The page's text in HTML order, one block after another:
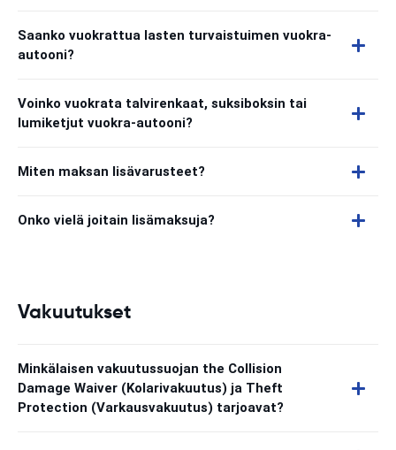
Saanko vuokrattua lasten turvaistuimen vuokra-
autooni?
Voinko vuokrata talvirenkaat, suksiboksin tai
lumiketjut vuokra-autooni?
Miten maksan lisävarusteet?
Onko vielä joitain lisämaksuja?
Vakuutukset
Minkälaisen vakuutussuojan the Collision
Damage Waiver (Kolarivakuutus) ja Theft
Protection (Varkausvakuutus) tarjoavat?